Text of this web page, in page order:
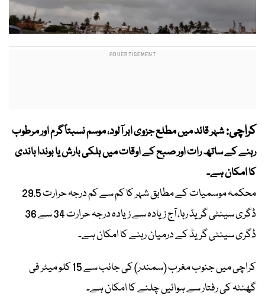
کراچی:شہر قائد میں مطلع جزوی ابر آلود، موسم نسبتاً گرم اور مرطوب
رہنے کے ساتھ رات اور صبح کے اوقات میں ہلکی بارش یا بوندا باندی
کا امکان ہے۔
محکمہ موسمیات کے مطابق شہر کا کم سے کم درجہ حرارت 29.5
ڈگری سینٹی گریڈ رہا، آج زیادہ سے زیادہ درجہ حرارت 34 سے 36
ڈگری سینٹی گریڈ کے درمیان رہنے کا امکان ہے۔
کراچی میں جنوب مغرب (سمندر) کی جانب سے 15 کلو میٹر فی
گھنٹہ کی رفتار سے ہوائیں چلنے کا امکان ہے۔